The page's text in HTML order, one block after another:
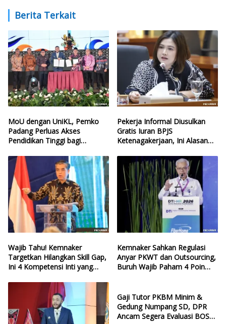
Berita Terkait
MoU dengan UniKL, Pemko
Padang Perluas Akses
Pendidikan Tinggi bagi
Pekerja Informal Diusulkan
Gratis Iuran BPJS
Ketenagakerjaan, Ini Alasan
Wajib Tahu! Kemnaker
Targetkan Hilangkan Skill Gap,
Ini 4 Kompetensi Inti yang
Kemnaker Sahkan Regulasi
Anyar PKWT dan Outsourcing,
Buruh Wajib Paham 4 Poin
Gaji Tutor PKBM Minim &
Gedung Numpang SD, DPR
Ancam Segera Evaluasi BOSP